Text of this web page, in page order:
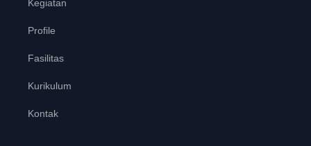
Kegiatan
Profile
Fasilitas
Kurikulum
Kontak